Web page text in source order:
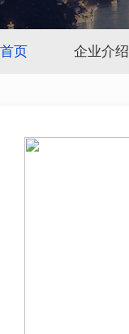
首页 企业介绍